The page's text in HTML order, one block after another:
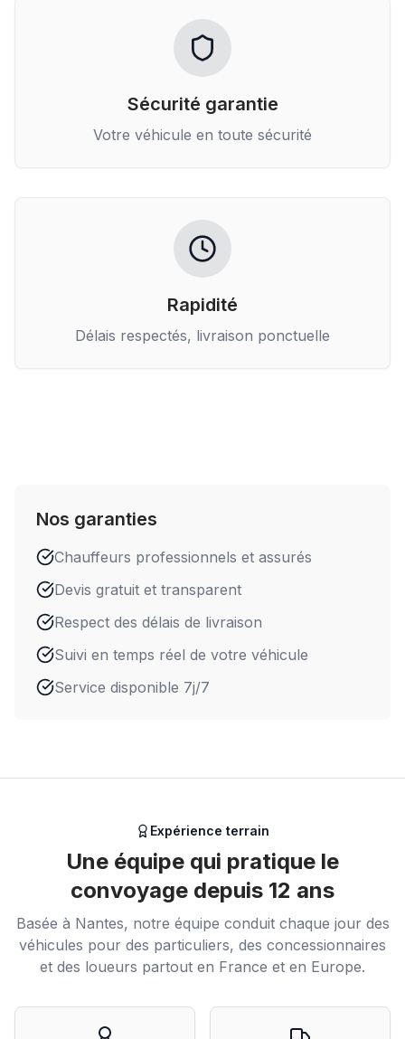
Sécurité garantie
Votre véhicule en toute sécurité
Rapidité
Délais respectés, livraison ponctuelle
Nos garanties
Chauffeurs professionnels et assurés
Devis gratuit et transparent
Respect des délais de livraison
Suivi en temps réel de votre véhicule
Service disponible 7j/7
Expérience terrain
Une équipe qui pratique le
convoyage depuis 12 ans
Basée à Nantes, notre équipe conduit chaque jour des
véhicules pour des particuliers, des concessionnaires
et des loueurs partout en France et en Europe.